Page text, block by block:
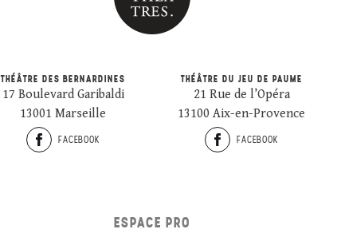
THÉÂTRE DES BERNARDINES
17 Boulevard Garibaldi
13001 Marseille
FACEBOOK
THÉÂTRE DU JEU DE PAUME
21 Rue de l’Opéra
13100 Aix-en-Provence
FACEBOOK
ESPACE PRO